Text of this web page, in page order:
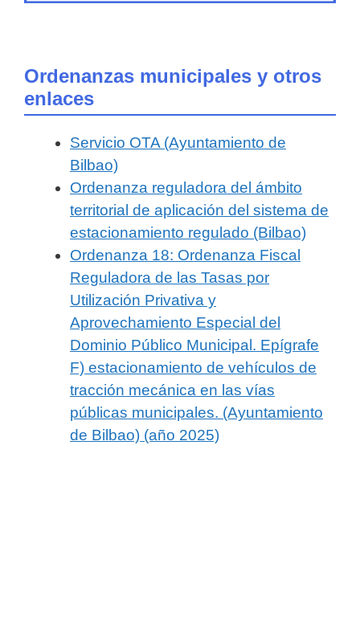
Ordenanzas municipales y otros
enlaces
Servicio OTA (Ayuntamiento de
Bilbao)
Ordenanza reguladora del ámbito
territorial de aplicación del sistema de
estacionamiento regulado (Bilbao)
Ordenanza 18: Ordenanza Fiscal
Reguladora de las Tasas por
Utilización Privativa y
Aprovechamiento Especial del
Dominio Público Municipal. Epígrafe
F) estacionamiento de vehículos de
tracción mecánica en las vías
públicas municipales. (Ayuntamiento
de Bilbao) (año 2025)